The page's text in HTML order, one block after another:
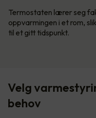
Termostaten lærer seg
oppvarmingen i et rom,
til et gitt tidspunkt.
Velg
behov